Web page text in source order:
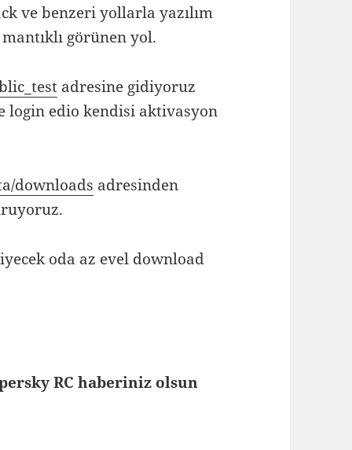
ve benzeri yollarla yazılım
görünen yol.
adresine gidiyoruz
login edio kendisi aktivasyon
downloads adresinden
oda az evel download
RC haberiniz olsun